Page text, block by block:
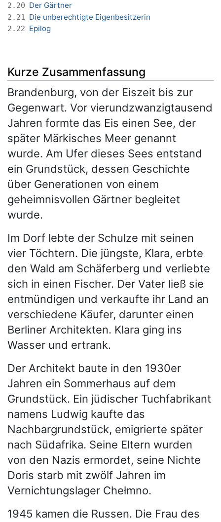
2.20 Der Gärtner
2.21 Die unberechtigte Eigenbesitzerin
2.22 Epilog
Kurze Zusammenfassung
Brandenburg, von der Eiszeit bis zur
Gegenwart. Vor vierundzwanzigtausend
Jahren formte das Eis einen See, der
später Märkisches Meer genannt
wurde. Am Ufer dieses Sees entstand
ein Grundstück, dessen Geschichte
über Generationen von einem
geheimnisvollen Gärtner begleitet
wurde.
Im Dorf lebte der Schulze mit seinen
vier Töchtern. Die jüngste, Klara, erbte
den Wald am Schäferberg und verliebte
sich in einen Fischer. Der Vater ließ sie
entmündigen und verkaufte ihr Land an
verschiedene Käufer, darunter einen
Berliner Architekten. Klara ging ins
Wasser und ertrank.
Der Architekt baute in den 1930er
Jahren ein Sommerhaus auf dem
Grundstück. Ein jüdischer Tuchfabrikant
namens Ludwig kaufte das
Nachbargrundstück, emigrierte später
nach Südafrika. Seine Eltern wurden
von den Nazis ermordet, seine Nichte
Doris starb mit zwölf Jahren im
Vernichtungslager Chełmno.
1945 kamen die Russen. Die Frau des